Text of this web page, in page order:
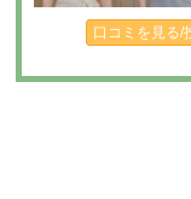
口コミを見る/